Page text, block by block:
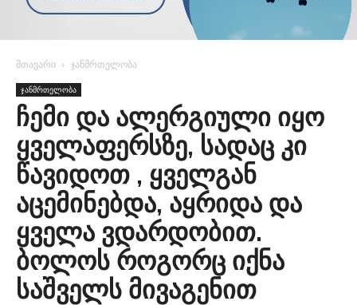
მთავარი ჯანმრთელობა
ჯანმრთელობა
ჩემი და ალერგიული იყო
ყველაფერსზე, სადაც კი
წავიდოთ , ყველგან
აცემინებდა, აყრიდა და
ყველა ვდარდობით.
ბოლოს როგორც იქნა
საშველს მივაგენით